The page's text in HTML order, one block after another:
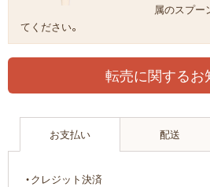
属のスプー
てください。
転売に関するお
お支払い 配送
・クレジット決済